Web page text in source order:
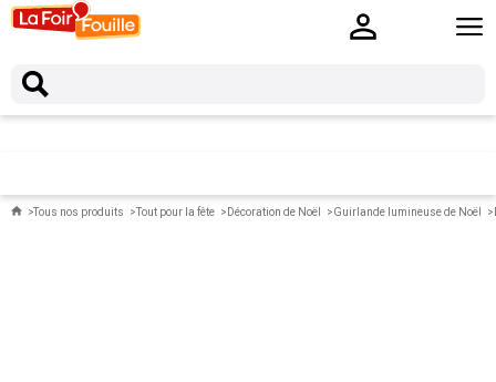
Tous nos produits Tout pour la fête Décoration de Noël Guirlande lumineuse de Noël